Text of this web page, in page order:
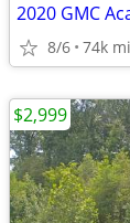
2020 GMC
8/6 74k mi
$2,999